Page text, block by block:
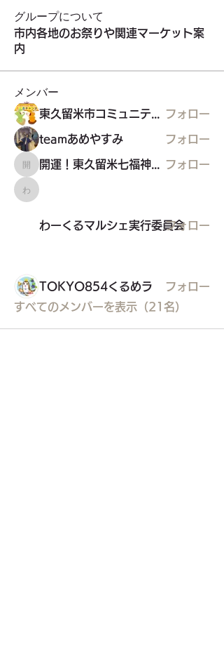
グループについて
市内各地のお祭りや関連マーケット案
内
メンバー
フォロー
teamあめやすみ フォロー
開運！東久留米七福神めぐり
フォロー
わーくるマルシェ実行委員会
わーくるマルシェ実行委員会フォロー
TOKYO854くるめラ
フォロー
すべてのメンバーを表示（21名）